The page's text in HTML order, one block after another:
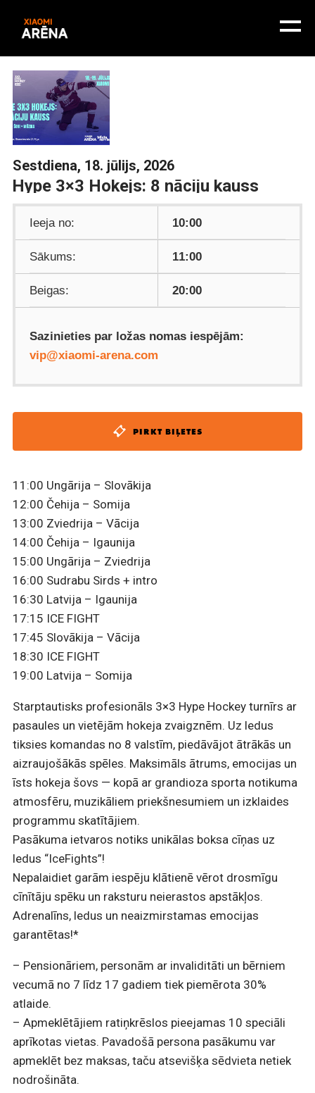
Sestdiena, 18. jūlijs, 2026
Hype 3×3 Hokejs: 8 nāciju kauss
Ieeja no: 10:00
Sākums: 11:00
Beigas: 20:00
Sazinieties par ložas nomas iespējām:
vip@xiaomi-arena.com
PIRKT BIĻETES
11:00 Ungārija – Slovākija
12:00 Čehija – Somija
13:00 Zviedrija – Vācija
14:00 Čehija – Igaunija
15:00 Ungārija – Zviedrija
16:00 Sudrabu Sirds + intro
16:30 Latvija – Igaunija
17:15 ICE FIGHT
17:45 Slovākija – Vācija
18:30 ICE FIGHT
19:00 Latvija – Somija
Starptautisks profesionāls 3×3 Hype Hockey turnīrs ar
pasaules un vietējām hokeja zvaigznēm. Uz ledus
tiksies komandas no 8 valstīm, piedāvājot ātrākās un
aizraujošākās spēles. Maksimāls ātrums, emocijas un
īsts hokeja šovs — kopā ar grandioza sporta notikuma
atmosfēru, muzikāliem priekšnesumiem un izklaides
programmu skatītājiem.
Pasākuma ietvaros notiks unikālas boksa cīņas uz
ledus “IceFights”!
Nepalaidiet garām iespēju klātienē vērot drosmīgu
cīnītāju spēku un raksturu neierastos apstākļos.
Adrenalīns, ledus un neaizmirstamas emocijas
garantētas!*
– Pensionāriem, personām ar invaliditāti un bērniem
vecumā no 7 līdz 17 gadiem tiek piemērota 30%
atlaide.
– Apmeklētājiem ratiņkrēslos pieejamas 10 speciāli
aprīkotas vietas. Pavadošā persona pasākumu var
apmeklēt bez maksas, taču atsevišķa sēdvieta netiek
nodrošināta.